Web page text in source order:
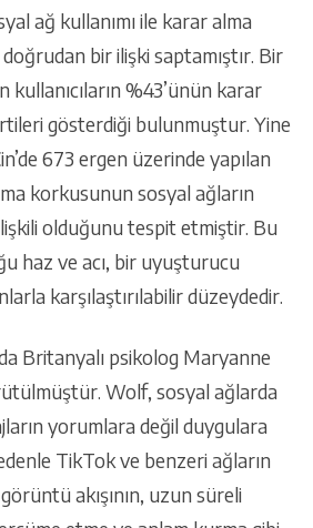
ağ kullanımı ile karar alma
bir ilişki saptamıştır. Bir
kullanıcıların %43’ünün karar
gösterdiği bulunmuştur. Yine
673 ergen üzerinde yapılan
korkusunun sosyal ağların
olduğunu tespit etmiştir. Bu
haz ve acı, bir uyuşturucu
karşılaştırılabilir düzeydedir.
Britanyalı psikolog Maryanne
Wolf, sosyal ağlarda
yorumlara değil duygulara
TikTok ve benzeri ağların
akışının, uzun süreli